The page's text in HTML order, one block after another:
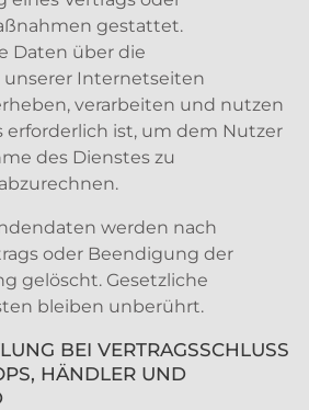
gestattet.
Daten über die
Internetseiten
verarbeiten und nutzen
erforderlich ist, um dem Nutzer
des Dienstes zu
werden nach
oder Beendigung der
gelöscht. Gesetzliche
bleiben unberührt.
BEI VERTRAGSSCHLUSS
HÄNDLER UND